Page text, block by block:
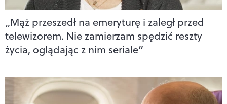
„Mąż przeszedł na emeryturę i zaległ przed
telewizorem. Nie zamierzam spędzić reszty
życia, oglądając z nim seriale”